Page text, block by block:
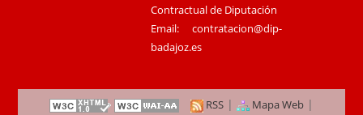
Contractual de Diputación
Email:contratacion@dip-
badajoz.es
RSS | Mapa Web |